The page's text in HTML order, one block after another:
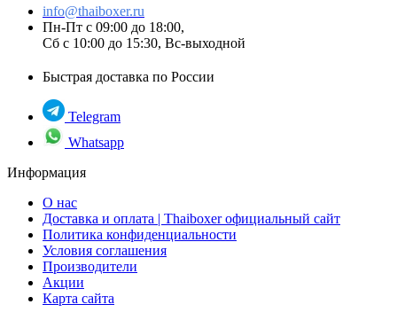
info@thaiboxer.ru
Пн-Пт с 09:00 до 18:00,
Сб с 10:00 до 15:30, Вс-выходной
Быстрая доставка по России
Telegram
Whatsapp
Информация
О нас
Доставка и оплата | Thaiboxer официальный сайт
Политика конфиденциальности
Условия соглашения
Производители
Акции
Карта сайта